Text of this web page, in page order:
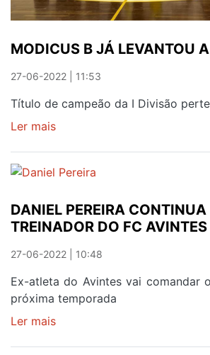
MODICUS B JÁ LEVANTOU
27-06-2022 | 11:53
Título de campeão da I Divisão
Ler mais
JÁ
A
TAÇA
DANIEL PEREIRA
TREINADOR DO FC AVINTES
27-06-2022 | 10:48
Ex-atleta do Avintes vai comandar
próxima temporada
Ler mais